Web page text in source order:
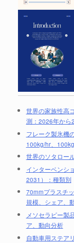
世界の家族性高
測：2026年から
フレーク製氷機
100kg/hr、
世界のソタロー
インターベンシ
2031）：種類別
70mmプラスチ
規模、シェア、
メソセラピー製
ア、動向分析
自動車用ステア